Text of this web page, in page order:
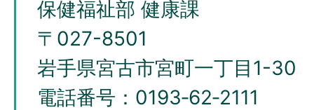
保健福祉部 健康課
〒027-8501
岩手県宮古市宮町一丁目1-30
電話番号：0193‐62‐2111